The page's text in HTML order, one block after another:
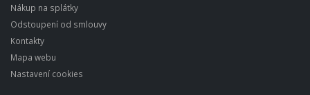
Nákup na splátky
Odstoupení od smlouvy
Kontakty
Mapa webu
Nastavení cookies